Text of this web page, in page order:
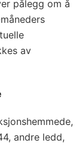
pålegg om å
av
andre ledd,